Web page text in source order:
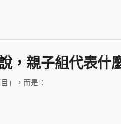
，親子組代表什
」，而是：